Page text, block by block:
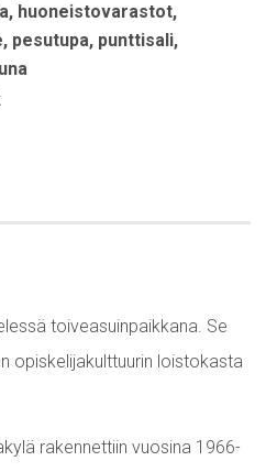
, huoneistovarastot,
, pesutupa, punttisali,
toiveasuinpaikkana. Se
opiskelijakulttuurin loistokasta
rakennettiin vuosina 1966-